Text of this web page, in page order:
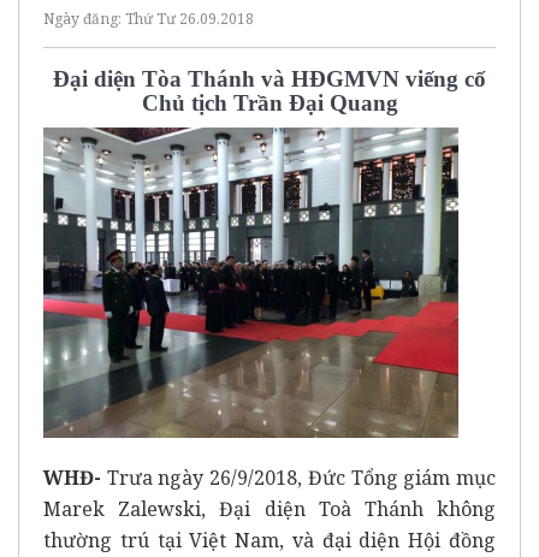
Ngày đăng: Thứ Tư 26.09.2018
Đại diện Tòa Thánh và HĐGMVN viếng cố
Chủ tịch Trần Đại Quang
WHĐ- Trưa ngày 26/9/2018, Đức Tổng giám mục
Marek Zalewski, Đại diện Toà Thánh không
thường trú tại Việt Nam, và đại diện Hội đồng